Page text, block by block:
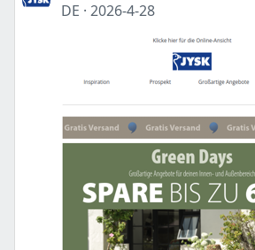
DE · 2026-4-28